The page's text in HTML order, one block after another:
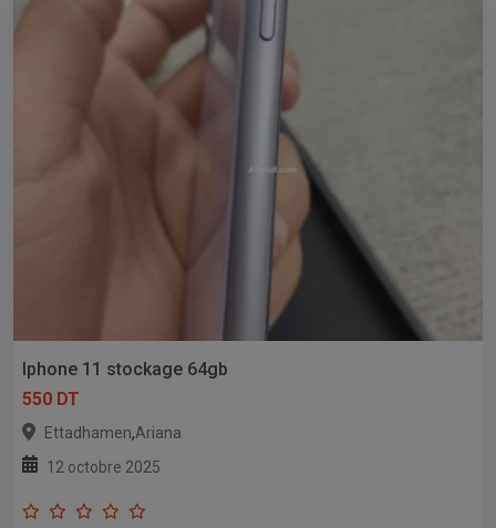
Iphone 11 stockage 64gb
550 DT
Ettadhamen,Ariana
12 octobre 2025